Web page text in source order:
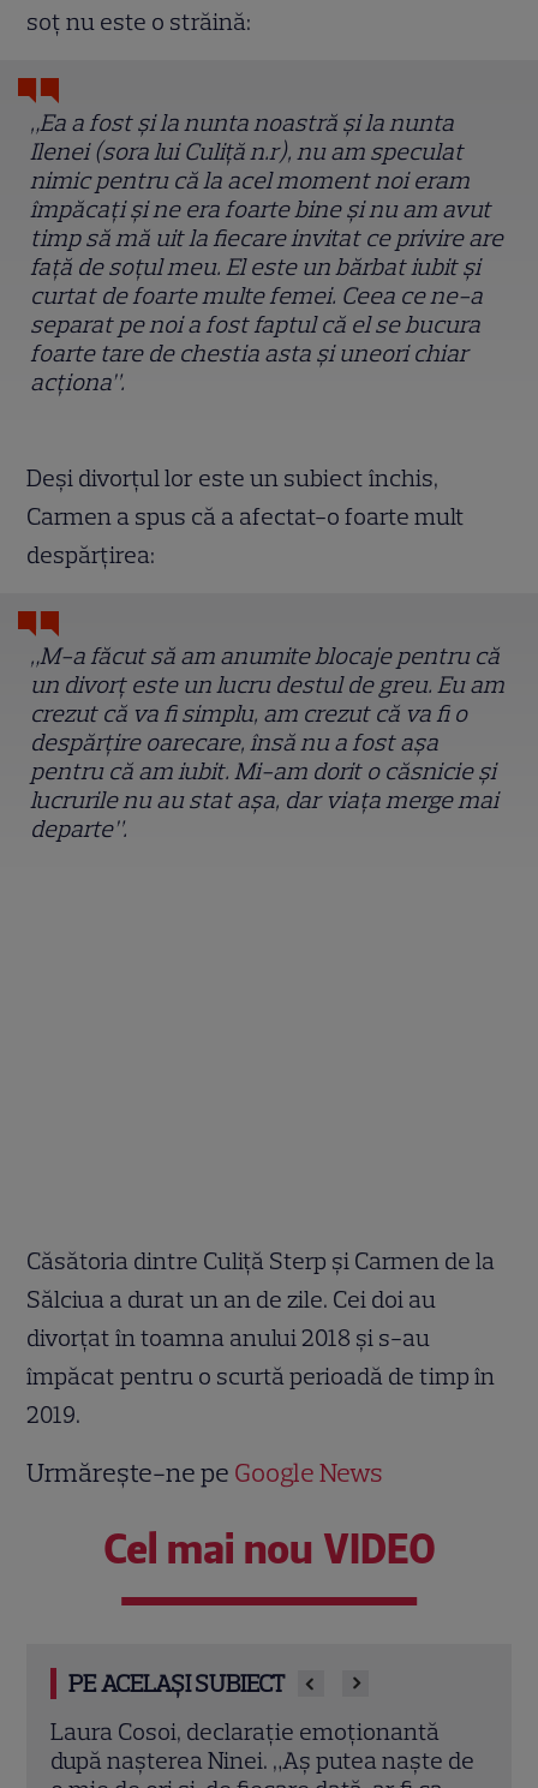
soț nu este o străină:
„Ea a fost și la nunta noastră și la nunta
Ilenei (sora lui Culiță n.r), nu am speculat
nimic pentru că la acel moment noi eram
împăcați și ne era foarte bine și nu am avut
timp să mă uit la fiecare invitat ce privire are
față de soțul meu. El este un bărbat iubit și
curtat de foarte multe femei. Ceea ce ne-a
separat pe noi a fost faptul că el se bucura
foarte tare de chestia asta și uneori chiar
acționa”.
Deși divorțul lor este un subiect închis,
Carmen a spus că a afectat-o foarte mult
despărțirea:
„M-a făcut să am anumite blocaje pentru că
un divorț este un lucru destul de greu. Eu am
crezut că va fi simplu, am crezut că va fi o
despărțire oarecare, însă nu a fost așa
pentru că am iubit. Mi-am dorit o căsnicie și
lucrurile nu au stat așa, dar viața merge mai
departe”.
Căsătoria dintre Culiță Sterp și Carmen de la
Sălciua a durat un an de zile. Cei doi au
divorțat în toamna anului 2018 și s-au
împăcat pentru o scurtă perioadă de timp în
2019.
Urmărește-ne pe Google News
Cel mai nou VIDEO
PE ACELAȘI SUBIECT
Jennifer Aniston și Courteney Cox,
vacanță de lux în Mallorca alături de